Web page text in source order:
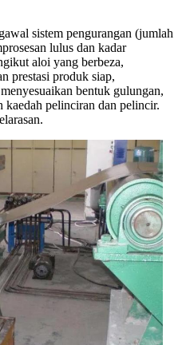
sistem pengurangan (jumlah
lulus dan kadar
aloi yang berbeza,
prestasi produk siap,
bentuk gulungan,
kaedah pelinciran dan pelincir.